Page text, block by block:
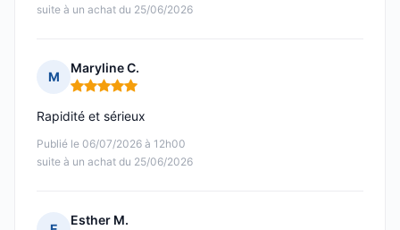
suite à un achat du 25/06/2026
M
Maryline C.
Note : 5 sur 5
Publié le 06/07/2026 à 12h00
suite à un achat du 25/06/2026
Rapidité et sérieux
Esther M.